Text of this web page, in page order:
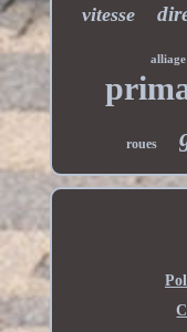
vitesse
alliage
roues